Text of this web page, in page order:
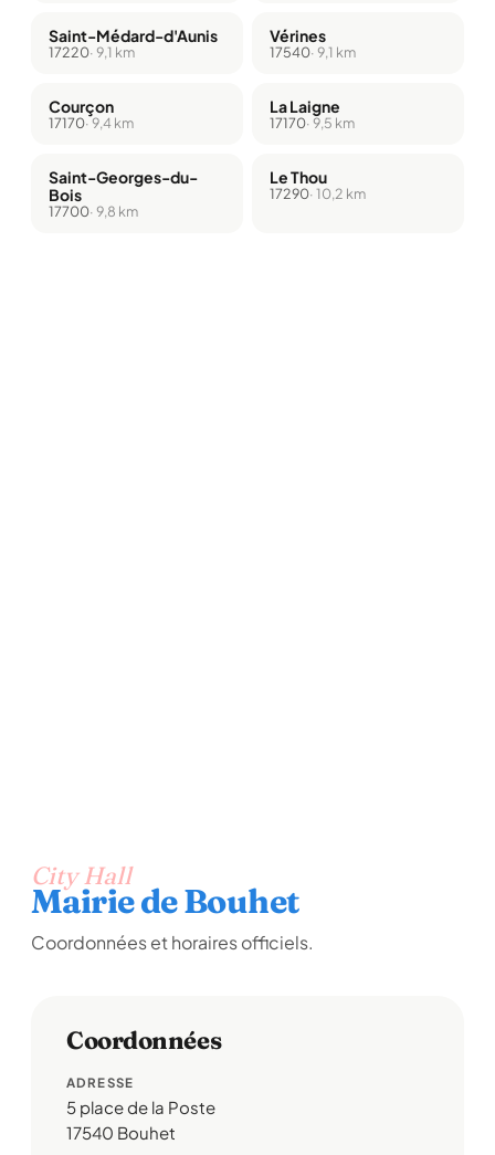
Saint-Médard-d'Aunis
17220· 9,1 km
Vérines
17540· 9,1 km
Courçon
17170· 9,4 km
La Laigne
17170· 9,5 km
Saint-Georges-du-
Bois
17700· 9,8 km
Le Thou
17290· 10,2 km
City Hall
Mairie de Bouhet
Coordonnées et horaires officiels.
Coordonnées
ADRESSE
5 place de la Poste
17540 Bouhet